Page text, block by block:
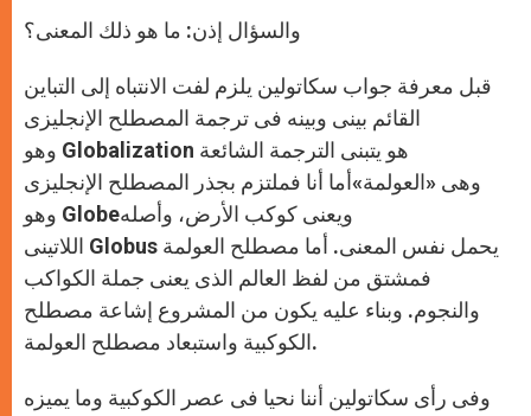
p
p
g
e
o
k
r
والسؤال إذن: ما هو ذلك المعنى؟
قبل معرفة جواب سكاتولين يلزم لفت الانتباه إلى التباين
القائم بينى وبينه فى ترجمة المصطلح الإنجليزى
وهو Globalization هو يتبنى الترجمة الشائعة
وهى «العولمة»أما أنا فملتزم بجذر المصطلح الإنجليزى
وهو Globeويعنى كوكب الأرض، وأصله
اللاتينى Globus يحمل نفس المعنى. أما مصطلح العولمة
فمشتق من لفظ العالم الذى يعنى جملة الكواكب
والنجوم. وبناء عليه يكون من المشروع إشاعة مصطلح
الكوكبية واستبعاد مصطلح العولمة.
وفى رأى سكاتولين أننا نحيا فى عصر الكوكبية وما يميزه